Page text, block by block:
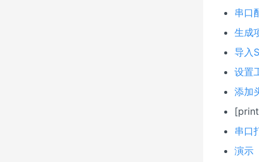
串口
生成
导入
设置
添加
串口
演示